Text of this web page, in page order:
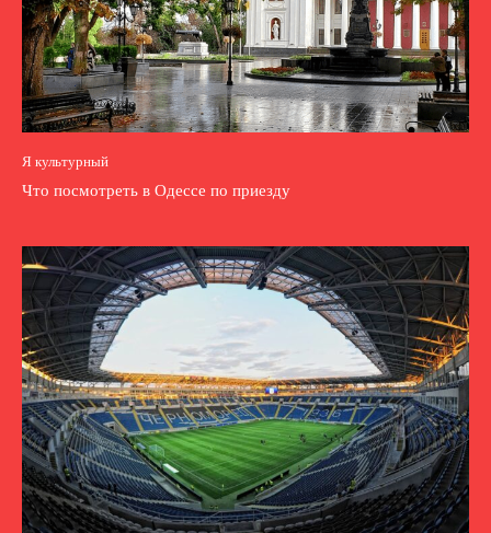
Я культурный
Что посмотреть в Одессе по приезду